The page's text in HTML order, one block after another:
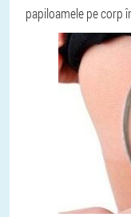
papiloamele pe corp